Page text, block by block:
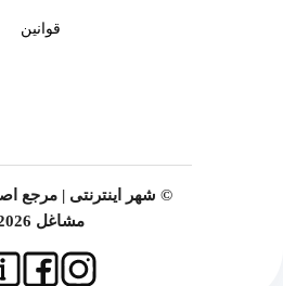
قوانین
© شهر اینترنتی | مرجع
مشاغل 2026